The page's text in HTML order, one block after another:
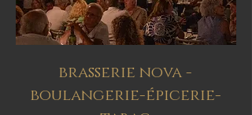
brasserie nova -
boulangerie-épicerie-